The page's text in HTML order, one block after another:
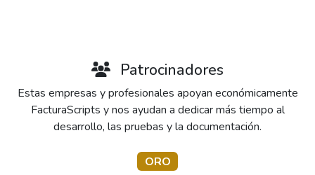
Patrocinadores
Estas empresas y profesionales apoyan económicamente
FacturaScripts y nos ayudan a dedicar más tiempo al
desarrollo, las pruebas y la documentación.
ORO